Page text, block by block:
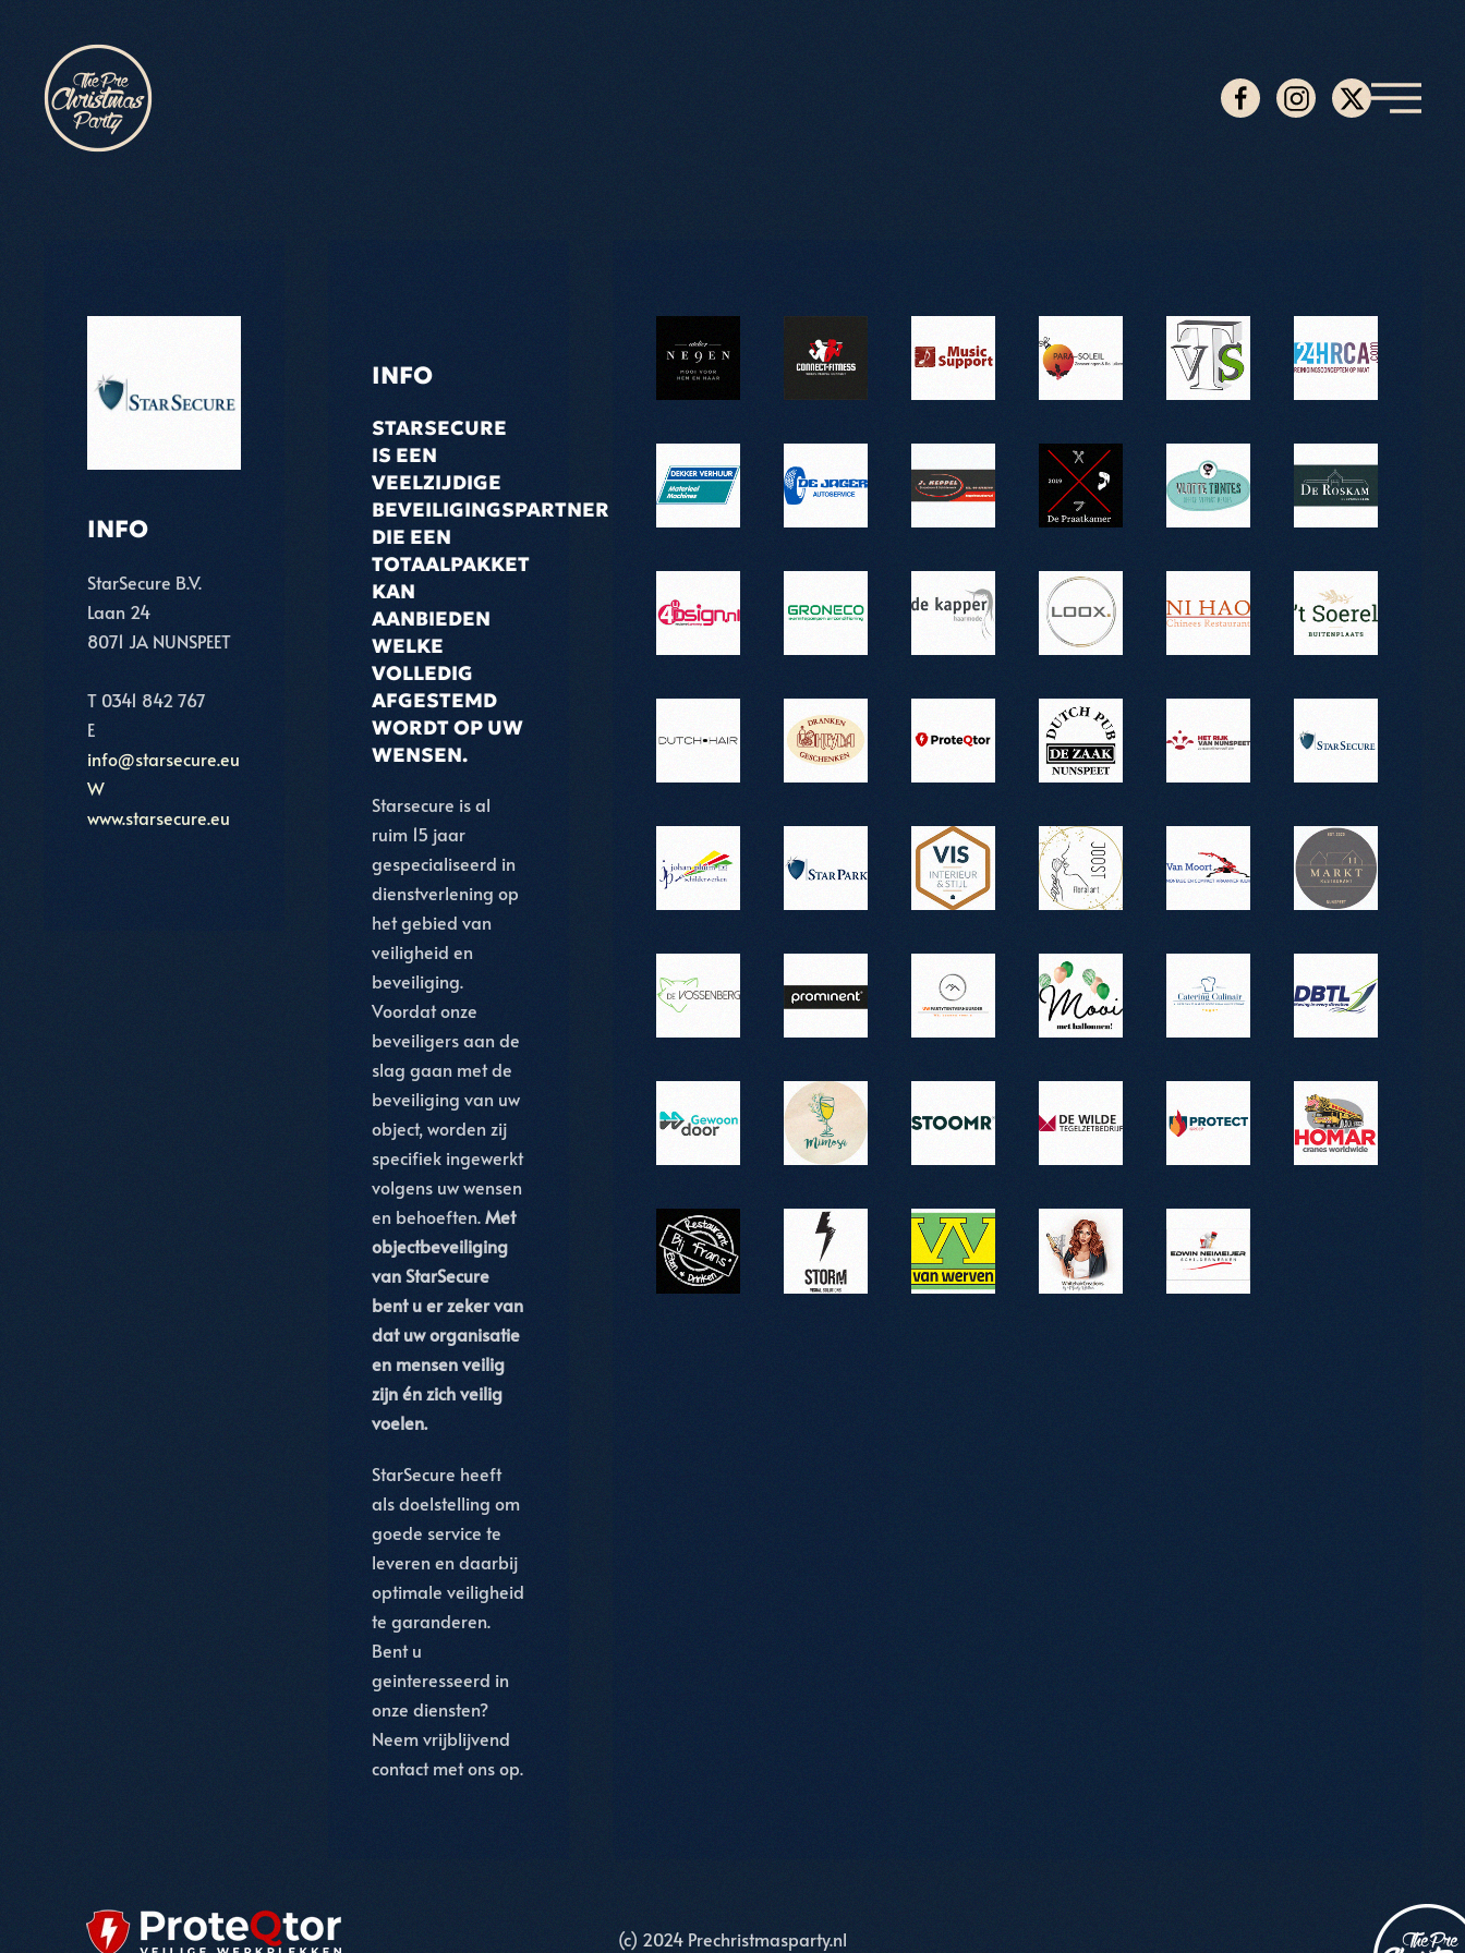
Skip to main content
INFO
StarSecure B.V.
Laan 24
8071 JA NUNSPEET
T 0341 842 767
E
info@starsecure.eu
W
www.starsecure.eu
INFO
STARSECURE
IS EEN
VEELZIJDIGE
BEVEILIGINGSPARTNER
DIE EEN
TOTAALPAKKET
KAN
AANBIEDEN
WELKE
VOLLEDIG
AFGESTEMD
WORDT OP UW
WENSEN.
Starsecure is al
ruim 15 jaar
gespecialiseerd in
dienstverlening op
het gebied van
veiligheid en
beveiliging.
Voordat onze
beveiligers aan de
slag gaan met de
beveiliging van uw
object, worden zij
specifiek ingewerkt
volgens uw wensen
en behoeften.Met
objectbeveiliging
van StarSecure
bent u er zeker van
dat uw organisatie
en mensen veilig
zijn én zich veilig
voelen.
StarSecure heeft
als doelstelling om
goede service te
leveren en daarbij
optimale veiligheid
te garanderen.
Bent u
geinteresseerd in
onze diensten?
Neem vrijblijvend
contact met ons op.
(c) 2024 Prechristmasparty.nl